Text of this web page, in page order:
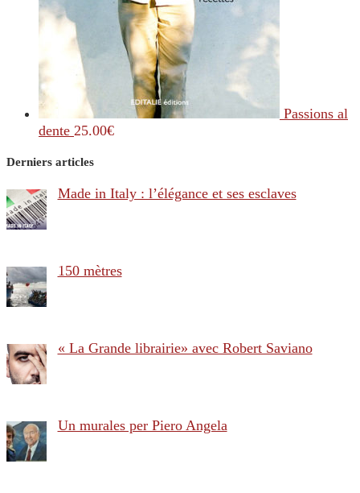
Passions al
dente 25.00€
Derniers articles
Made in Italy : l’élégance et ses esclaves
150 mètres
« La Grande librairie» avec Robert Saviano
Un murales per Piero Angela